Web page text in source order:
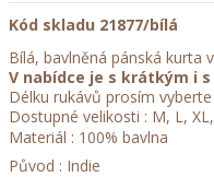
Kód skladu 21877/bílá
Bílá, bavlněná pánská kurta
V nabídce je s krátkým i
Délku rukávů prosím
Dostupné velikosti : M, L,
Materiál : 100% bavlna
Původ : Indie